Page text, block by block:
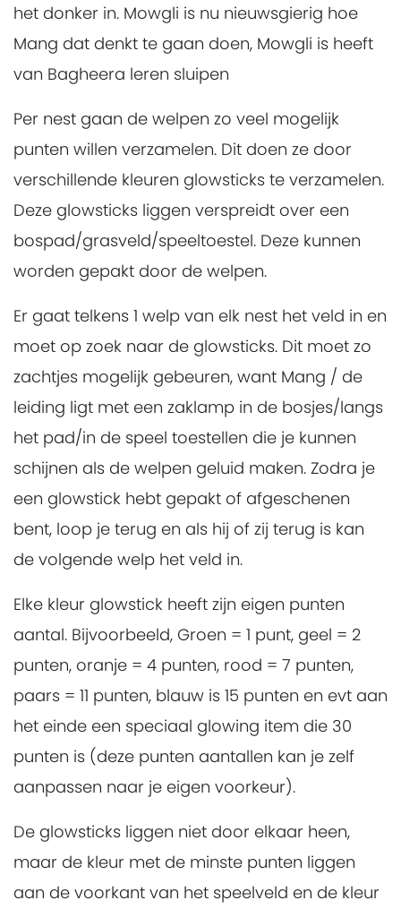
het donker in. Mowgli is nu nieuwsgierig hoe
Mang dat denkt te gaan doen, Mowgli is heeft
van Bagheera leren sluipen
Per nest gaan de welpen zo veel mogelijk
punten willen verzamelen. Dit doen ze door
verschillende kleuren glowsticks te verzamelen.
Deze glowsticks liggen verspreidt over een
bospad/grasveld/speeltoestel. Deze kunnen
worden gepakt door de welpen.
Er gaat telkens 1 welp van elk nest het veld in en
moet op zoek naar de glowsticks. Dit moet zo
zachtjes mogelijk gebeuren, want Mang / de
leiding ligt met een zaklamp in de bosjes/langs
het pad/in de speel toestellen die je kunnen
schijnen als de welpen geluid maken. Zodra je
een glowstick hebt gepakt of afgeschenen
bent, loop je terug en als hij of zij terug is kan
de volgende welp het veld in.
Elke kleur glowstick heeft zijn eigen punten
aantal. Bijvoorbeeld, Groen = 1 punt, geel = 2
punten, oranje = 4 punten, rood = 7 punten,
paars = 11 punten, blauw is 15 punten en evt aan
het einde een speciaal glowing item die 30
punten is (deze punten aantallen kan je zelf
aanpassen naar je eigen voorkeur).
De glowsticks liggen niet door elkaar heen,
maar de kleur met de minste punten liggen
aan de voorkant van het speelveld en de kleur